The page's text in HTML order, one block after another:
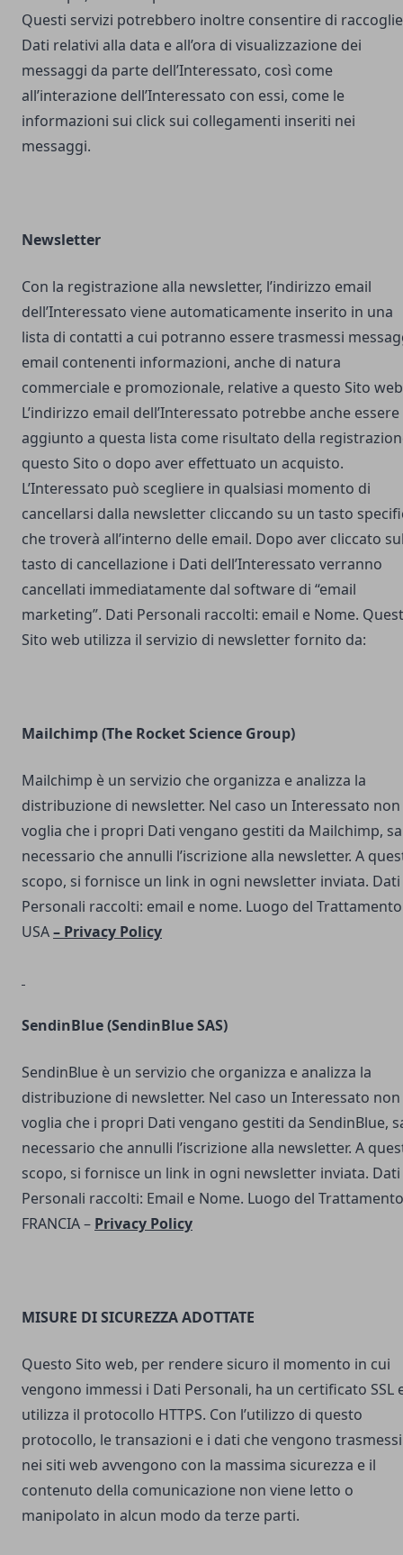
Questi servizi potrebbero inoltre consentire di
Dati relativi alla data e all’ora di visualizzazione dei
messaggi da parte dell’Interessato, così come
all’interazione dell’Interessato con essi, come le
informazioni sui click sui collegamenti inseriti nei
messaggi.
Newsletter
Con la registrazione alla newsletter, l’indirizzo email
dell’Interessato viene automaticamente inserito in una
lista di contatti a cui potranno essere trasmessi
email contenenti informazioni, anche di natura
commerciale e promozionale, relative a questo Sito
L’indirizzo email dell’Interessato potrebbe anche essere
aggiunto a questa lista come risultato della
questo Sito o dopo aver effettuato un acquisto.
L’Interessato può scegliere in qualsiasi momento di
cancellarsi dalla newsletter cliccando su un tasto
che troverà all’interno delle email. Dopo aver cliccato
tasto di cancellazione i Dati dell’Interessato verranno
cancellati immediatamente dal software di “email
marketing”. Dati Personali raccolti: email e Nome.
Sito web utilizza il servizio di newsletter fornito da:
Mailchimp (The Rocket Science Group)
Mailchimp è un servizio che organizza e analizza la
distribuzione di newsletter. Nel caso un Interessato non
voglia che i propri Dati vengano gestiti da Mailchimp,
necessario che annulli l’iscrizione alla newsletter. A
scopo, si fornisce un link in ogni newsletter inviata. Dati
Personali raccolti: email e nome. Luogo del
USA– Privacy Policy
SendinBlue(SendinBlue SAS)
SendinBlue è un servizio che organizza e analizza la
distribuzione di newsletter. Nel caso un Interessato non
voglia che i propri Dati vengano gestiti da SendinBlue,
necessario che annulli l’iscrizione alla newsletter. A
scopo, si fornisce un link in ogni newsletter inviata. Dati
Personali raccolti: Email e Nome. Luogo del
FRANCIA – Privacy Policy
MISURE DI SICUREZZA ADOTTATE
Questo Sito web, per rendere sicuro il momento in cui
vengono immessi i Dati Personali, ha un certificato SSL
utilizza il protocollo HTTPS. Con l’utilizzo di questo
protocollo, le transazioni e i dati che vengono trasmessi
nei siti web avvengono con la massima sicurezza e il
contenuto della comunicazione non viene letto o
manipolato in alcun modo da terze parti.